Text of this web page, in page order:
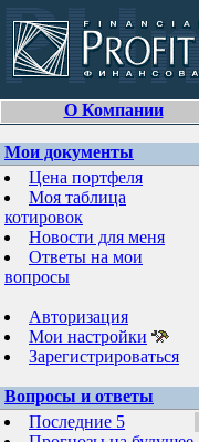
О Компании
Мои документы
Цена портфеля
Моя таблица
котировок
Новости для меня
Ответы на мои
вопросы
Авторизация
Мои настройки
Зарегистрироваться
Вопросы и ответы
Последние 5